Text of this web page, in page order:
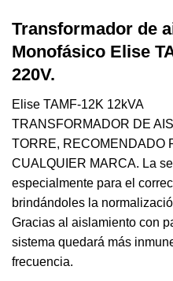
Transformador de
Monofásico Elise
220V.
Elise TAMF-12K 12kVA
TRANSFORMADOR DE
TORRE, RECOMENDADO
CUALQUIER MARCA. La
especialmente para el
brindándoles la
Gracias al aislamiento con
sistema quedará más
frecuencia.